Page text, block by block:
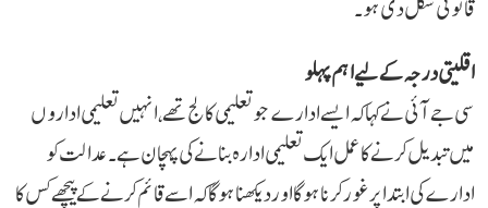
قانونی شکل دی ہو۔
اقلیتی درجہ کے لیے اہم پہلو
سی جے آئی نے کہا کہ ایسے ادارے جو تعلیمی کالج تھے، انہیں تعلیمی اداروں
میں تبدیل کرنے کا عمل ایک تعلیمی ادارہ بنانے کی پہچان ہے۔ عدالت کو
ادارے کی ابتدا پر غور کرنا ہوگا اور دیکھنا ہوگا کہ اسے قائم کرنے کے پیچھے کس کا